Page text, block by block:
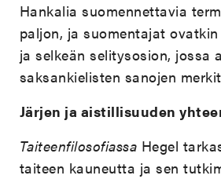
Hankalia suomennettavia
paljon, ja suomentajat
ja selkeän selitysosion, jossa
saksankielisten sanojen
Järjen ja aistillisuuden
Taiteenfilosofiassa Hegel
taiteen kauneutta ja sen